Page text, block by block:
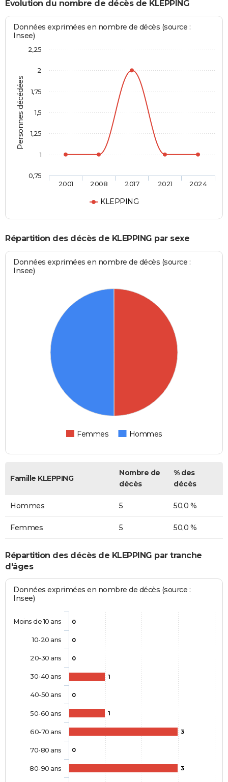
Evolution du nombre de décès de KLEPPING
Personnes décédées
Données exprimées en nombre de décès (source :
Insee)
KLEPPING
2001 2008 2017 2021 2024
0,75
1
1,25
1,5
1,75
2
2,25
Répartition des décès de KLEPPING par sexe
Données exprimées en nombre de décès (source :
Insee)
Femmes Hommes
Famille KLEPPING
Nombre de
décès
% des
décès
Hommes 5 50,0 %
Femmes 5 50,0 %
Répartition des décès de KLEPPING par tranche
d'âges
Données exprimées en nombre de décès (source :
Insee)
0
0
0
1
0
1
3
0
3
Moins de 10 ans
10-20 ans
20-30 ans
30-40 ans
40-50 ans
50-60 ans
60-70 ans
70-80 ans
80-90 ans